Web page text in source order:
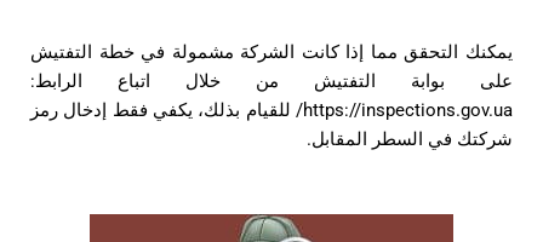
يمكنك التحقق مما إذا كانت الشركة مشمولة في خطة التفتيش
على بوابة التفتيش من خلال اتباع الرابط:
https://inspections.gov.ua/
للقيام بذلك، يكفي فقط إدخال رمز
شركتك في السطر المقابل.